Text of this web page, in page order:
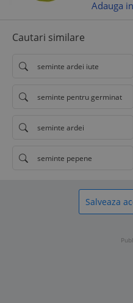
Adauga
Cautari similare
seminte ardei iute
seminte pentru germinat
seminte ardei
seminte pepene
Salveaza